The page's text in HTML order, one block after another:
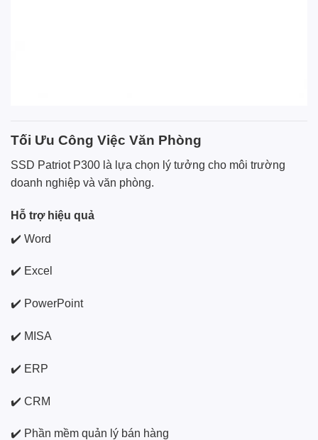
Tối Ưu Công Việc Văn Phòng
SSD Patriot P300 là lựa chọn lý tưởng cho môi trường
doanh nghiệp và văn phòng.
Hỗ trợ hiệu quả
✔️ Word
✔️ Excel
✔️ PowerPoint
✔️ MISA
✔️ ERP
✔️ CRM
✔️ Phần mềm quản lý bán hàng